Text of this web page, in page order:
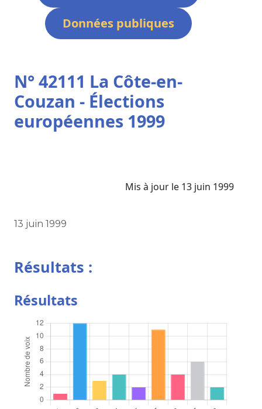
Données publiques
N° 42111 La Côte-en-
Couzan - Élections
européennes 1999
Mis à jour le 13 juin 1999
13 juin 1999
Résultats :
Résultats